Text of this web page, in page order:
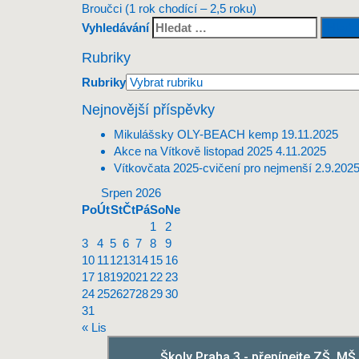
Broučci (1 rok chodící – 2,5 roku)
Vyhledávání
Rubriky
Rubriky
Nejnovější příspěvky
Mikulášsky OLY-BEACH kemp 19.11.2025
Akce na Vítkově listopad 2025 4.11.2025
Vítkovčata 2025-cvičení pro nejmenší 2.9.2025
Srpen 2026
PoÚtStČtPáSoNe
1
2
3
4 5 6 7 8
9
10 1112131415 16
17 18192021 22 23
24 252627282930
31
« Lis